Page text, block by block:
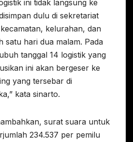
ini tidak langsung ke
dulu di sekretariat
kelurahan, dan
satu hari dua malam. Pada
tanggal 14 logistik yang
ini akan bergeser ke
yang tersebar di
kata sinarto.
surat suara untuk
234.537 per pemilu